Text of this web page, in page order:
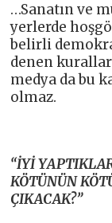
…Sanatın ve
yerlerde
belirli
denen
medya da bu
olmaz.
“İYİ
KÖTÜNÜN
ÇIKACAK?”